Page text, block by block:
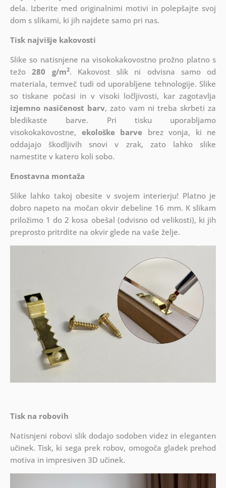
dela. Izberite med originalnimi motivi in polepšajte svoj
dom s slikami, ki jih najdete samo pri nas.
Tisk najvišje kakovosti
Slike so natisnjene na visokokakovostno prožno platno s
težo280 g/m2. Kakovost slik ni odvisna samo od
materiala, temveč tudi od uporabljene tehnologije. Slike
so tiskane počasi in v visoki ločljivosti, kar zagotavlja
izjemno nasičenost barv, zato vam ni treba skrbeti za
bledikaste barve. Pri tisku uporabljamo
visokokakovostne, ekološke barve brez vonja, ki ne
oddajajo škodljivih snovi v zrak, zato lahko slike
namestite v katero koli sobo.
Enostavna montaža
Slike lahko takoj obesite v svojem interierju! Platno je
dobro napeto na močan okvir debeline 16 mm. K slikam
priložimo 1 do 2 kosa obešal (odvisno od velikosti), ki jih
preprosto pritrdite na okvir glede na vaše želje.
Tisk na robovih
Natisnjeni robovi slik dodajo sodoben videz in eleganten
učinek. Tisk, ki sega prek robov, omogoča gladek prehod
motiva in impresiven 3D učinek.